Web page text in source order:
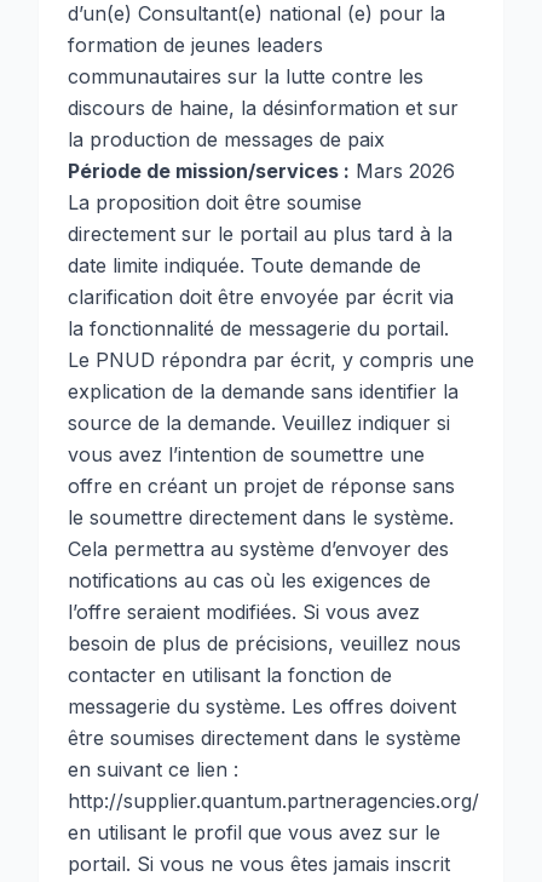
d’un(e) Consultant(e) national (e) pour la
formation de jeunes leaders
communautaires sur la lutte contre les
discours de haine, la désinformation et sur
la production de messages de paix
Période de mission/services : Mars 2026
La proposition doit être soumise
directement sur le portail au plus tard à la
date limite indiquée. Toute demande de
clarification doit être envoyée par écrit via
la fonctionnalité de messagerie du portail.
Le PNUD répondra par écrit, y compris une
explication de la demande sans identifier la
source de la demande. Veuillez indiquer si
vous avez l’intention de soumettre une
offre en créant un projet de réponse sans
le soumettre directement dans le système.
Cela permettra au système d’envoyer des
notifications au cas où les exigences de
l’offre seraient modifiées. Si vous avez
besoin de plus de précisions, veuillez nous
contacter en utilisant la fonction de
messagerie du système. Les offres doivent
être soumises directement dans le système
en suivant ce lien :
http://supplier.quantum.partneragencies.org/
en utilisant le profil que vous avez sur le
portail. Si vous ne vous êtes jamais inscrit